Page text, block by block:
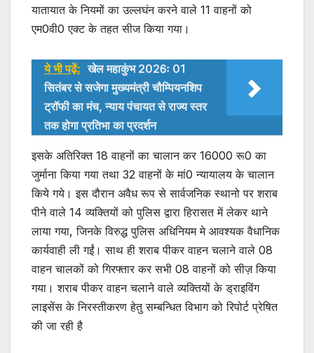
यातायात के नियमों का उल्लघंन करने वाले 11 वाहनों को
एम0वी0 एक्ट के तहत सीज किया गया।
ये भी पढ़ें: खेल महाकुंभ 2026ः 01
सितंबर से सजेगा मुख्यमंत्री चौम्पियनशिप
ट्रॉफी का मंच, न्याय पंचायत से राज्य स्तर
तक होगा प्रतिभा का प्रदर्शन
इसके अतिरिक्त 18 वाहनों का चालान कर 16000 रू0 का
जुर्माना किया गया तथा 32 वाहनों के मां0 न्यायालय के चालान
किये गये। इस दौरान अवैध रूप से सार्वजनिक स्थानो पर शराब
पीने वाले 14 व्यक्तियों को पुलिस द्वारा हिरासत में लेकर थाने
लाया गया, जिनके विरुद्ध पुलिस अधिनियम मे आवश्यक वैधानिक
कार्यवाही ली गईं। साथ ही शराब पीकर वाहन चलाने वाले 08
वाहन चालकों को गिरफ्तार कर सभी 08 वाहनों को सीज़ किया
गया। शराब पीकर वाहन चलाने वाले व्यक्तियों के ड्राइविंग
लाइसेंस के निरस्तीकरण हेतु सम्बन्धित विभाग को रिपोर्ट प्रेषित
की जा रही है